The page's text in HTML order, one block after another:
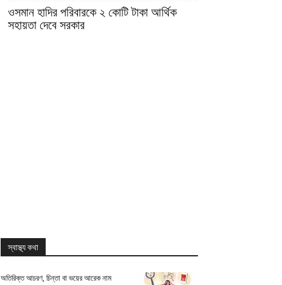
ওসমান হাদির পরিবারকে ২ কোটি টাকা আর্থিক
সহায়তা দেবে সরকার
স্বাস্থ্য কথা
অতিরিক্ত আচরণ, চিন্তা বা ভয়ের আরেক নাম